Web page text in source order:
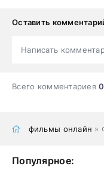
Оставить
Написать
Всего комментариев0
фильмы онлайн »
Популярное: